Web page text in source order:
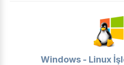
Windows - Linux